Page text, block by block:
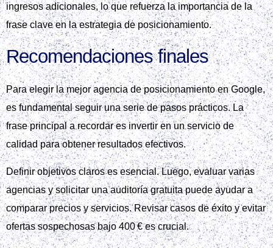
ingresos adicionales, lo que refuerza la importancia de la
frase clave en la estrategia de posicionamiento.
Recomendaciones finales
Para elegir la mejor agencia de posicionamiento en Google,
es fundamental seguir una serie de pasos prácticos. La
frase principal a recordar es invertir en un servicio de
calidad para obtener resultados efectivos.
Definir objetivos claros es esencial. Luego, evaluar varias
agencias y solicitar una auditoría gratuita puede ayudar a
comparar precios y servicios. Revisar casos de éxito y evitar
ofertas sospechosas bajo 400 € es crucial.